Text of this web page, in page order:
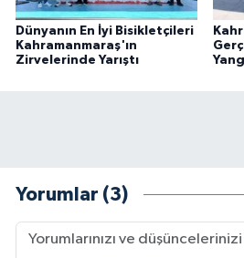
Dünyanın En İyi Bisikletçileri
Kahramanmaraş'ın
Zirvelerinde Yarıştı
Yorumlar (3)